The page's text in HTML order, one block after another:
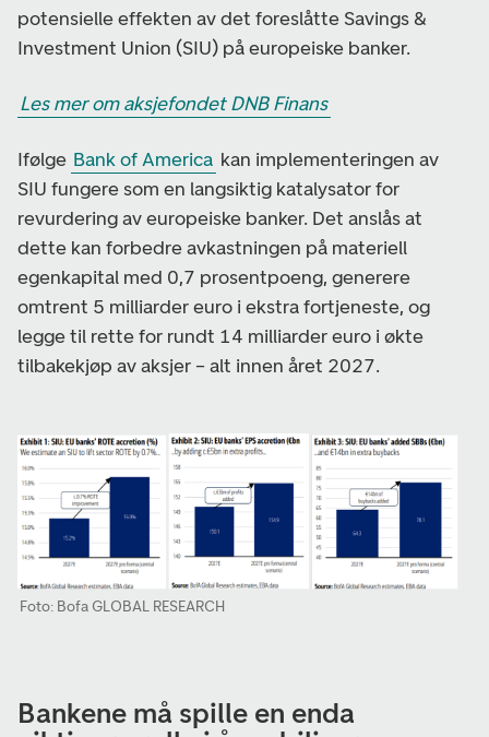
potensielle effekten av det foreslåtte Savings &
Investment Union (SIU) på europeiske banker.
Les mer om aksjefondet DNB Finans
Ifølge Bank of America kan implementeringen av
SIU fungere som en langsiktig katalysator for
revurdering av europeiske banker. Det anslås at
dette kan forbedre avkastningen på materiell
egenkapital med 0,7 prosentpoeng, generere
omtrent 5 milliarder euro i ekstra fortjeneste, og
legge til rette for rundt 14 milliarder euro i økte
tilbakekjøp av aksjer – alt innen året 2027.
Foto: Bofa GLOBAL RESEARCH
Bankene må spille en enda